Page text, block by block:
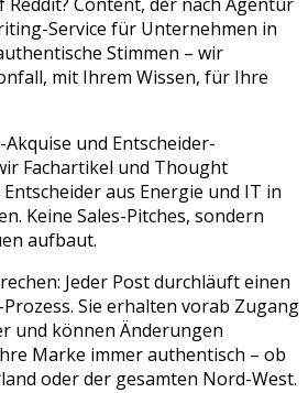
Service für Unternehmen in
Stimmen – wir
mit Ihrem Wissen, für Ihre
und Entscheider-
Fachartikel und Thought
aus Energie und IT in
Keine Sales-Pitches, sondern
aufbaut.
Jeder Post durchläuft einen
Sie erhalten vorab Zugang
und können Änderungen
Marke immer authentisch – ob
oder der gesamten Nord-West.